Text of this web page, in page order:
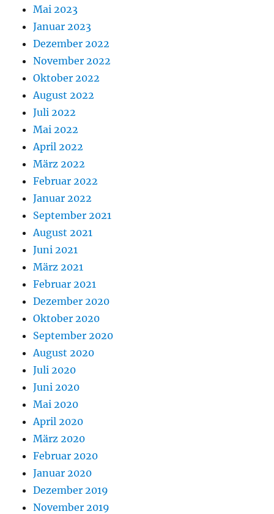
Mai 2023
Januar 2023
Dezember 2022
November 2022
Oktober 2022
August 2022
Juli 2022
Mai 2022
April 2022
März 2022
Februar 2022
Januar 2022
September 2021
August 2021
Juni 2021
März 2021
Februar 2021
Dezember 2020
Oktober 2020
September 2020
August 2020
Juli 2020
Juni 2020
Mai 2020
April 2020
März 2020
Februar 2020
Januar 2020
Dezember 2019
November 2019